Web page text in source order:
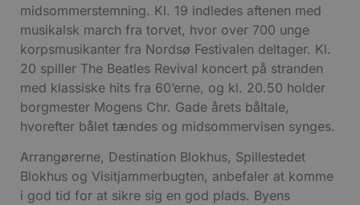
midsommerstemning. Kl. 19 indledes aftenen med
musikalsk march fra torvet, hvor over 700 unge
korpsmusikanter fra Nordsø Festivalen deltager. Kl.
20 spiller The Beatles Revival koncert på stranden
med klassiske hits fra 60’erne, og kl. 20.50 holder
borgmester Mogens Chr. Gade årets båltale,
hvorefter bålet tændes og midsommervisen synges.
Arrangørerne, Destination Blokhus, Spillestedet
Blokhus og Visitjammerbugten, anbefaler at komme
i god tid for at sikre sig en god plads. Byens